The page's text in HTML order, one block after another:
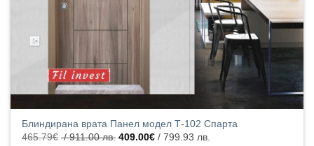
Блиндирана врата Панел модел Т-102 Спарта
465.79€ / 911.00 лв. Original
409.00€ / 799.93 лв.